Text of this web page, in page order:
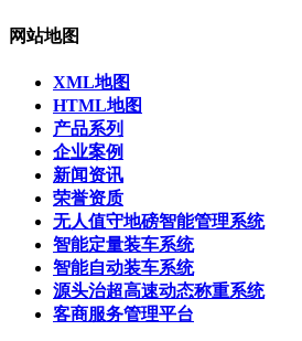
网站地图
XML地图
HTML地图
产品系列
企业案例
新闻资讯
荣誉资质
无人值守地磅智能管理系统
智能定量装车系统
智能自动装车系统
源头治超高速动态称重系统
客商服务管理平台